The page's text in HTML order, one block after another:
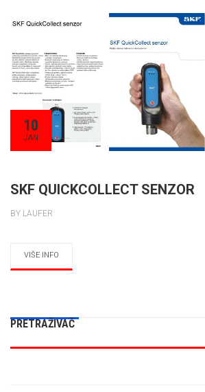
10
JAN
SKF QUICKCOLLECT SENZOR
BY LAUFER
VIŠE INFO
PRETRAŽIVAČ